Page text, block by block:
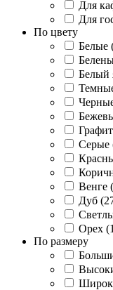
Для
Для
По цвету
Белые
Белый
Серые
Венге
Дуб
Орех
По размеру